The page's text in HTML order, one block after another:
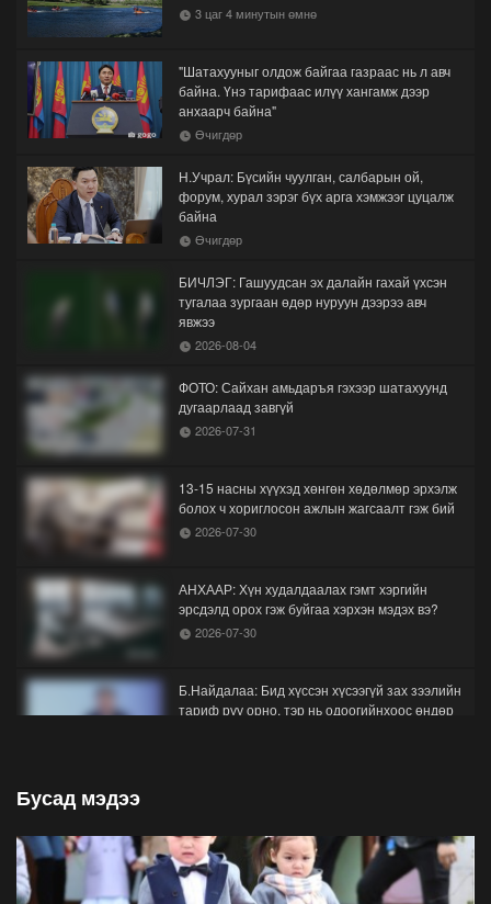
3 цаг 4 минутын өмнө
"Шатахууныг олдож байгаа газраас нь л авч
байна. Үнэ тарифаас илүү хангамж дээр
анхаарч байна"
Өчигдөр
Н.Учрал: Бүсийн чуулган, салбарын ой,
форум, хурал зэрэг бүх арга хэмжээг цуцалж
байна
Өчигдөр
БИЧЛЭГ: Гашуудсан эх далайн гахай үхсэн
тугалаа зургаан өдөр нуруун дээрээ авч
явжээ
2026-08-04
ФОТО: Сайхан амьдаръя гэхээр шатахуунд
дугаарлаад завгүй
2026-07-31
13-15 насны хүүхэд хөнгөн хөдөлмөр эрхэлж
болох ч хориглосон ажлын жагсаалт гэж бий
2026-07-30
АНХААР: Хүн худалдаалах гэмт хэргийн
эрсдэлд орох гэж буйгаа хэрхэн мэдэх вэ?
2026-07-30
Б.Найдалаа: Бид хүссэн хүсээгүй зах зээлийн
тариф руу орно, тэр нь одоогийнхоос өндөр
2026-07-22
С.Амарсайхан: Фэйсбүүкээр ангийн групп чат
Бусад мэдээ